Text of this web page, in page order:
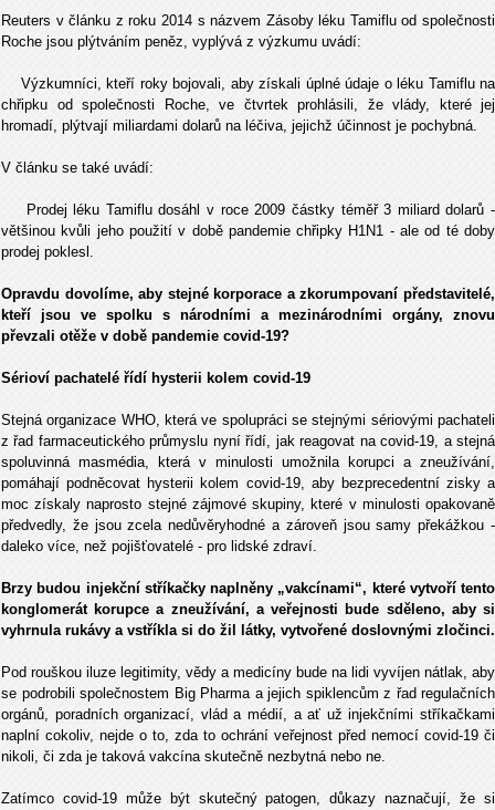
Reuters v článku z roku 2014 s názvem Zásoby léku Tamiflu od společnosti
Roche jsou plýtváním peněz, vyplývá z výzkumu uvádí:
Výzkumníci, kteří roky bojovali, aby získali úplné údaje o léku Tamiflu na
chřipku od společnosti Roche, ve čtvrtek prohlásili, že vlády, které jej
hromadí, plýtvají miliardami dolarů na léčiva, jejichž účinnost je pochybná.
V článku se také uvádí:
Prodej léku Tamiflu dosáhl v roce 2009 částky téměř 3 miliard dolarů -
většinou kvůli jeho použití v době pandemie chřipky H1N1 - ale od té doby
prodej poklesl.
Opravdu dovolíme, aby stejné korporace a zkorumpovaní představitelé,
kteří jsou ve spolku s národními a mezinárodními orgány, znovu
převzali otěže v době pandemie covid-19?
Sérioví pachatelé řídí hysterii kolem covid-19
Stejná organizace WHO, která ve spolupráci se stejnými sériovými pachateli
z řad farmaceutického průmyslu nyní řídí, jak reagovat na covid-19, a stejná
spoluvinná masmédia, která v minulosti umožnila korupci a zneužívání,
pomáhají podněcovat hysterii kolem covid-19, aby bezprecedentní zisky a
moc získaly naprosto stejné zájmové skupiny, které v minulosti opakovaně
předvedly, že jsou zcela nedůvěryhodné a zároveň jsou samy překážkou -
daleko více, než pojišťovatelé - pro lidské zdraví.
Brzy budou injekční stříkačky naplněny „vakcínami“, které vytvoří tento
konglomerát korupce a zneužívání, a veřejnosti bude sděleno, aby si
vyhrnula rukávy a vstříkla si do žil látky, vytvořené doslovnými zločinci.
Pod rouškou iluze legitimity, vědy a medicíny bude na lidi vyvíjen nátlak, aby
se podrobili společnostem Big Pharma a jejich spiklencům z řad regulačních
orgánů, poradních organizací, vlád a médií, a ať už injekčními stříkačkami
naplní cokoliv, nejde o to, zda to ochrání veřejnost před nemocí covid-19 či
nikoli, či zda je taková vakcína skutečně nezbytná nebo ne.
Zatímco covid-19 může být skutečný patogen, důkazy naznačují, že si